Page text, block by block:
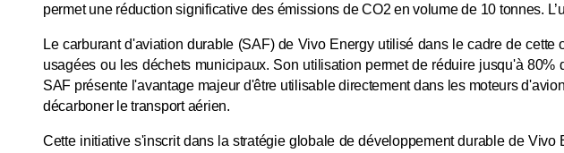
permet une réduction significative des émissions de CO2 en volume de 10 tonnes.
Le carburant d'aviation durable (SAF) de Vivo Energy utilisé dans le cadre de
usagées ou les déchets municipaux. Son utilisation permet de réduire jusqu'à
SAF présente l'avantage majeur d'être utilisable directement dans les moteurs
décarboner le transport aérien.
Cette initiative s'inscrit dans la stratégie globale de développement durable de